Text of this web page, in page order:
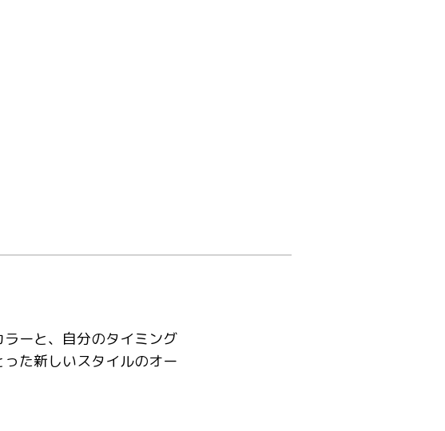
ーと、自分のタイミング
た新しいスタイルのオー